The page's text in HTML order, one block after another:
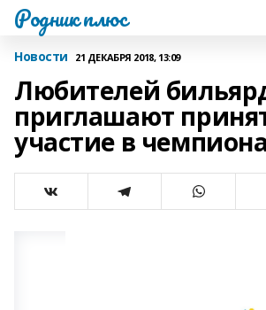
Родник плюс
Новости 21 ДЕКАБРЯ 2018, 13:09
Любителей
приглашают
участие в